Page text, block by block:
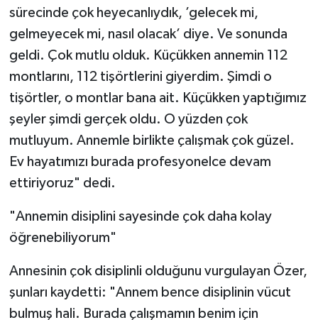
sürecinde çok heyecanlıydık, ’gelecek mi,
gelmeyecek mi, nasıl olacak’ diye. Ve sonunda
geldi. Çok mutlu olduk. Küçükken annemin 112
montlarını, 112 tişörtlerini giyerdim. Şimdi o
tişörtler, o montlar bana ait. Küçükken yaptığımız
şeyler şimdi gerçek oldu. O yüzden çok
mutluyum. Annemle birlikte çalışmak çok güzel.
Ev hayatımızı burada profesyonelce devam
ettiriyoruz" dedi.
"Annemin disiplini sayesinde çok daha kolay
öğrenebiliyorum"
Annesinin çok disiplinli olduğunu vurgulayan Özer,
şunları kaydetti: "Annem bence disiplinin vücut
bulmuş hali. Burada çalışmamın benim için